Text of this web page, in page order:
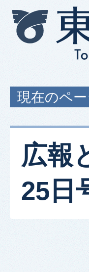
現在のペー
広報
25日